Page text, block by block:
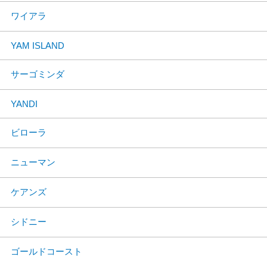
ワイアラ
YAM ISLAND
サーゴミンダ
YANDI
ビローラ
ニューマン
ケアンズ
シドニー
ゴールドコースト